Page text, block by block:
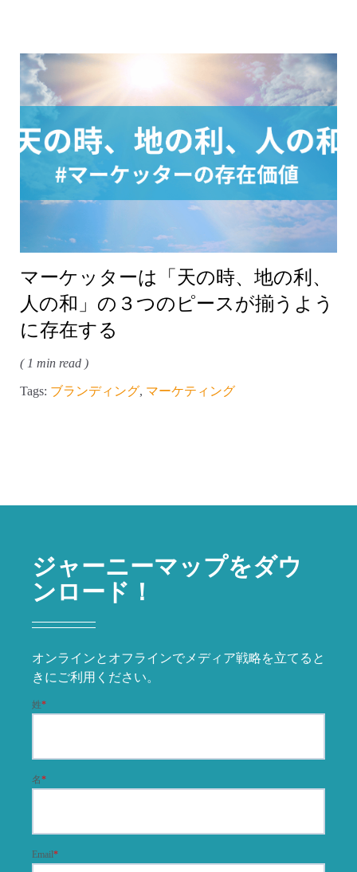
マーケッターは「天の時、地の利、
人の和」の３つのピースが揃うよう
に存在する
( 1 min read )
Tags: ブランディング, マーケティング
ジャーニーマップをダウ
ンロード！
オンラインとオフラインでメディア戦略を立てると
きにご利用ください。
姓*
名*
Email*